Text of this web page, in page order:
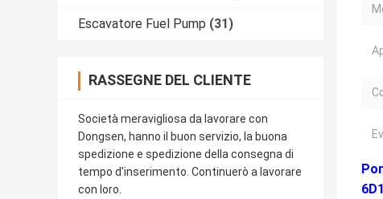
Escavatore Fuel Pump (31)
RASSEGNE DEL CLIENTE
Società meravigliosa da lavorare con
Dongsen, hanno il buon servizio, la buona
spedizione e spedizione della consegna di
tempo d'inserimento. Continuerò a lavorare
con loro.